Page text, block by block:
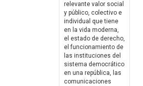
relevante valor social
y público, colectivo e
individual que tiene
en la vida moderna,
el estado de derecho,
el funcionamiento de
las instituciones del
sistema democrático
en una república, las
comunicaciones